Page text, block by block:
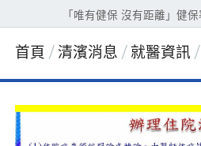
「唯有健保 沒有距離」健
首頁 清濱消息 就醫資訊